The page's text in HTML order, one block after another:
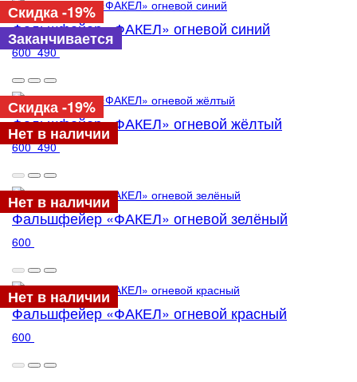
Скидка -19%
Заканчивается
Фальшфейер «ФАКЕЛ» огневой синий
600 490
Скидка -19%
Нет в наличии
Фальшфейер «ФАКЕЛ» огневой жёлтый
600 490
Нет в наличии
Фальшфейер «ФАКЕЛ» огневой зелёный
600
Нет в наличии
Фальшфейер «ФАКЕЛ» огневой красный
600